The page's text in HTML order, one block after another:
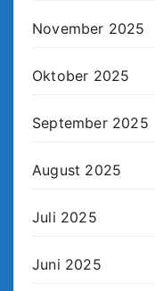
November 2025
Oktober 2025
September 2025
August 2025
Juli 2025
Juni 2025